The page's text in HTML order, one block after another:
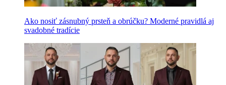
Ako nosiť zásnubný prsteň a obrúčku? Moderné pravidlá aj
svadobné tradície